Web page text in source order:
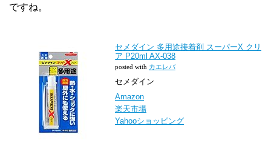
ですね。
セメダイン 多用途接着剤 スーパーX クリ
ア P20ml AX-038
posted with カエレバ
セメダイン
Amazon
楽天市場
Yahooショッピング